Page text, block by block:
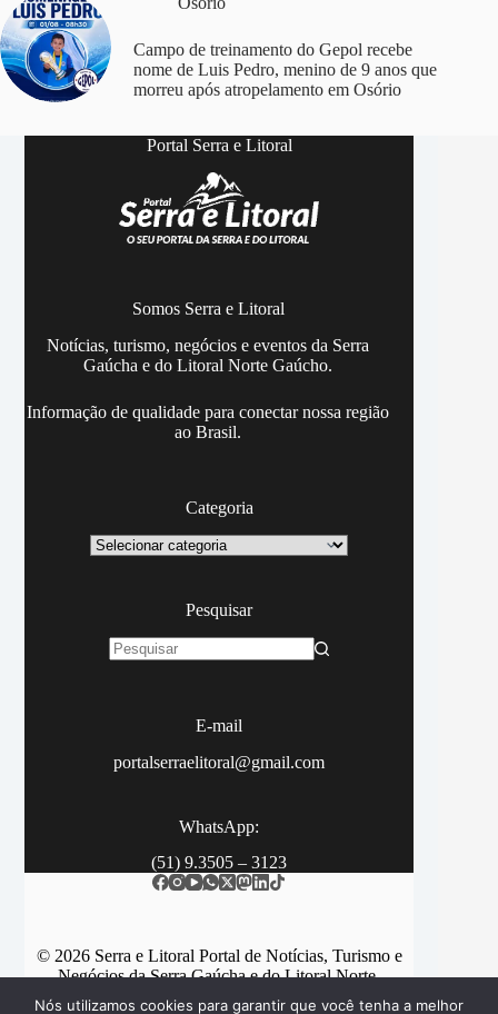
Campo de treinamento do Gepol recebe
nome de Luis Pedro, menino de 9 anos que
morreu após atropelamento em Osório
Portal Serra e Litoral
Somos Serra e Litoral
Notícias, turismo, negócios e eventos da Serra
Gaúcha e do Litoral Norte Gaúcho.
Informação de qualidade para conectar nossa região
ao Brasil.
Categoria
Categoria
Pesquisar
E-mail
portalserraelitoral@gmail.com
WhatsApp:
(51) 9.3505 – 3123
© 2026 Serra e Litoral Portal de Notícias, Turismo e
Negócios da Serra Gaúcha e do Litoral Norte.
Nós utilizamos cookies para garantir que você tenha a melhor